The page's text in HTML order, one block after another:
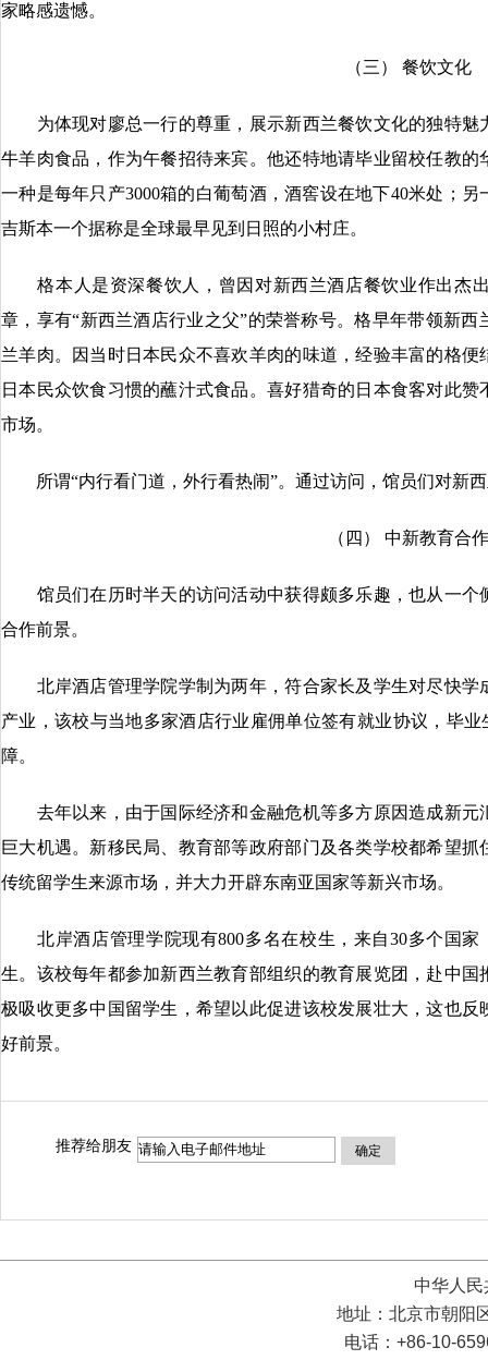
家略感遗憾。
（三） 餐饮文化
为体现对廖总一行的尊重，展示新西兰餐饮文化的独特魅
牛羊肉食品，作为午餐招待来宾。他还特地请毕业留校任教
一种是每年只产3000箱的白葡萄酒，酒窖设在地下40米处；
吉斯本一个据称是全球最早见到日照的小村庄。
格本人是资深餐饮人，曾因对新西兰酒店餐饮业作出杰
章，享有“新西兰酒店行业之父”的荣誉称号。格早年带领新
兰羊肉。因当时日本民众不喜欢羊肉的味道，经验丰富的格
日本民众饮食习惯的蘸汁式食品。喜好猎奇的日本食客对此
市场。
所谓“内行看门道，外行看热闹”。通过访问，馆员们对新
（四） 中新教育合作
馆员们在历时半天的访问活动中获得颇多乐趣，也从一个
合作前景。
北岸酒店管理学院学制为两年，符合家长及学生对尽快学
产业，该校与当地多家酒店行业雇佣单位签有就业协议，毕
障。
去年以来，由于国际经济和金融危机等多方原因造成新元
巨大机遇。新移民局、教育部等政府部门及各类学校都希望
传统留学生来源市场，并大力开辟东南亚国家等新兴市场。
北岸酒店管理学院现有800多名在校生，来自30多个国家
生。该校每年都参加新西兰教育部组织的教育展览团，赴中
极吸收更多中国留学生，希望以此促进该校发展壮大，这也
好前景。
推荐给朋友 确定
中华人
地址：北京市朝阳
电话：+86-10-